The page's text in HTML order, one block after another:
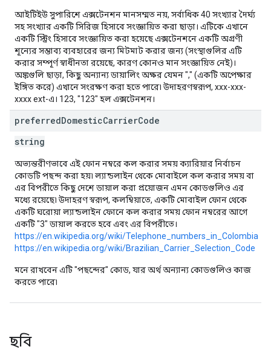
আইটিইউ সুপারিশে এক্সটেনশন মানসম্মত নয়, সর্বাধিক 40 সংখ্যার দৈর্ঘ্য
সহ সংখ্যার একটি সিরিজ হিসাবে সংজ্ঞায়িত করা ছাড়া। এটিকে এখানে
একটি স্ট্রিং হিসাবে সংজ্ঞায়িত করা হয়েছে এক্সটেনশনে একটি অগ্রণী
শূন্যের সম্ভাব্য ব্যবহারের জন্য মিটমাট করার জন্য (সংস্থাগুলির এটি
করার সম্পূর্ণ স্বাধীনতা রয়েছে, কারণ কোনও মান সংজ্ঞায়িত নেই)।
অঙ্কগুলি ছাড়া, কিছু অন্যান্য ডায়ালিং অক্ষর যেমন "," (একটি অপেক্ষার
ইঙ্গিত করে) এখানে সংরক্ষণ করা হতে পারে৷ উদাহরণস্বরূপ, xxx-xxx-
xxxx ext-এ। 123, "123" হল এক্সটেনশন।
preferredDomesticCarrierCode
string
অভ্যন্তরীণভাবে এই ফোন নম্বরে কল করার সময় ক্যারিয়ার নির্বাচন
কোডটি পছন্দ করা হয়৷ ল্যান্ডলাইন থেকে মোবাইলে কল করার সময় বা
এর বিপরীতে কিছু দেশে ডায়াল করা প্রয়োজন এমন কোডগুলিও এর
মধ্যে রয়েছে৷ উদাহরণ স্বরূপ, কলম্বিয়াতে, একটি মোবাইল ফোন থেকে
একটি ঘরোয়া ল্যান্ডলাইন ফোনে কল করার সময় ফোন নম্বরের আগে
একটি "3" ডায়াল করতে হবে এবং এর বিপরীতে।
https://en.wikipedia.org/wiki/Telephone_numbers_in_Colombia
https://en.wikipedia.org/wiki/Brazilian_Carrier_Selection_Code
মনে রাখবেন এটি "পছন্দের" কোড, যার অর্থ অন্যান্য কোডগুলিও কাজ
করতে পারে৷
ছবি